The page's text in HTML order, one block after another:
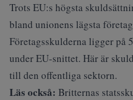
Trots EU:s högsta
bland unionens lägsta
Företagsskulderna ligger på
under EU‑snittet. Här är
till den offentliga sektorn.
Läs också: Britternas